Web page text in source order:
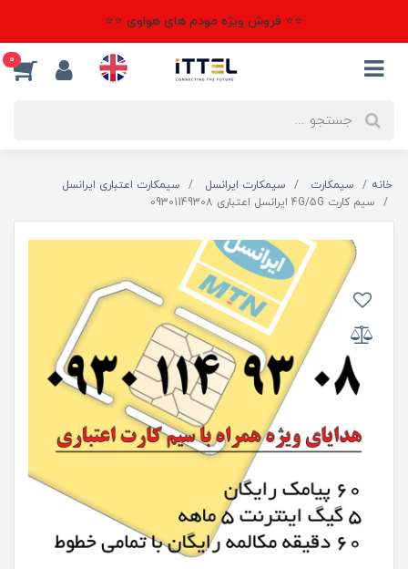
⭐⭐ فروش ویژه مودم های هواوی ⭐⭐
0
خانه سیمکارت سیمکارت ایرانسل
سیمکارت اعتباری ایرانسل
سیم کارت 4G/5G ایرانسل اعتباری 09301149308